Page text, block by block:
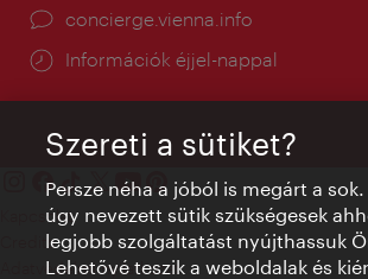
concierge.vienna.info
Információk éjjel-nappal
Kapcsolat
Credits
Adatvédelmi nyilatkozat
Szereti a sütiket?
Persze néha a jóból is megárt a
úgy nevezett sütik szükségesek
legjobb szolgáltatást nyújthassuk
Lehetővé teszik a weboldalak és